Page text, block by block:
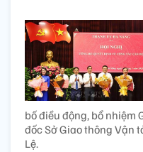
bố điều động, bổ nhiệm
đốc Sở Giao thông Vận
Lệ.